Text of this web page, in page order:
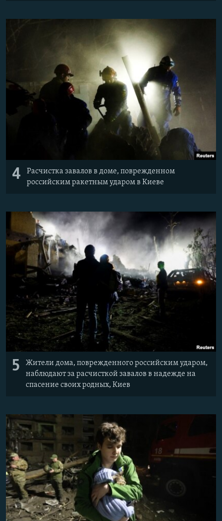
4
Расчистка завалов в доме, поврежденном
российским ракетным ударом в Киеве
5
Жители дома, поврежденного российским ударом,
наблюдают за расчисткой завалов в надежде на
спасение своих родных, Киев